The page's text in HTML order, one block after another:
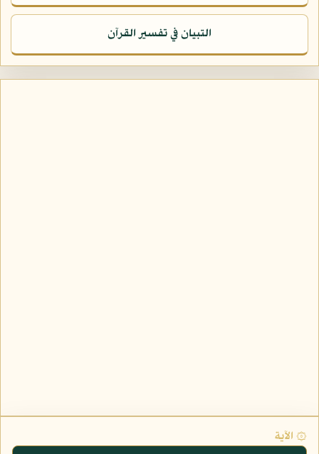
التبيان في تفسير القرآن
۞ الآية